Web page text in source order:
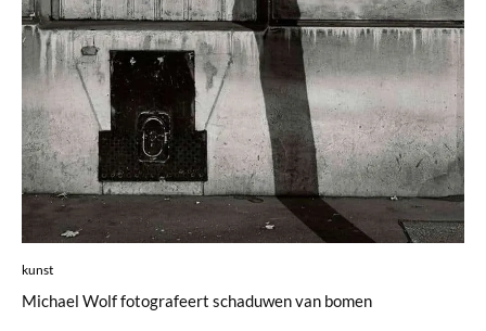
kunst
Michael Wolf fotografeert schaduwen van bomen